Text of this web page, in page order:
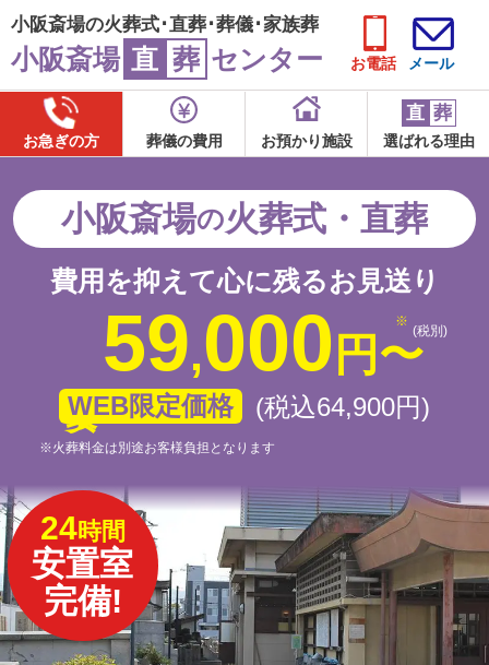
小阪斎場の火葬式･直葬･葬儀･家族葬
小阪斎場 直 葬 センター お電話 メール
お急ぎの方 葬儀の費用 お預かり施設
直 葬
選ばれる理由
小阪斎場の火葬式・直葬
費用を抑えて心に残るお見送り
59,000 円〜(税別)
WEB限定価格 (税込64,900円)
※火葬料金は別途お客様負担となります
24時間
安置室
完備!